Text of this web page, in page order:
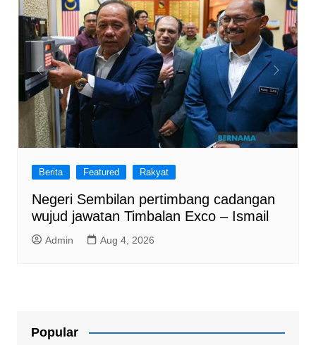
Berita Featured Rakyat
Negeri Sembilan pertimbang cadangan
wujud jawatan Timbalan Exco – Ismail
Admin Aug 4, 2026
Popular